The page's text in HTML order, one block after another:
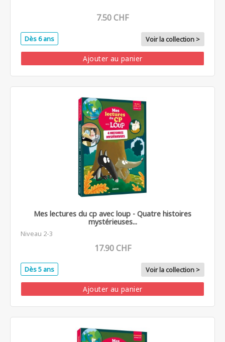
7.50 CHF
Dès 6 ans Voir la collection >
Ajouter au panier
Mes lectures du cp avec loup - Quatre histoires
mystérieuses...
Niveau 2-3
17.90 CHF
Dès 5 ans Voir la collection >
Ajouter au panier